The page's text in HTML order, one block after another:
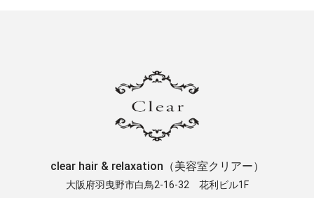
clear hair & relaxation（美容室クリアー）
大阪府羽曳野市白鳥2-16-32 ​花利ビル1F